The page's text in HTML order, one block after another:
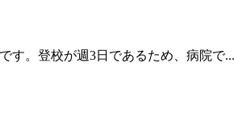
す。登校が週3日であるため、病院で...